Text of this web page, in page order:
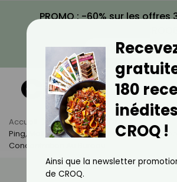
PROMO : -60% sur les offres
VOIR LA PROMO
Accueil Actus
Bien-Être
Ping, Mail, Alerte : Ces Notifications Qui
Concentration Au Bureau
180
CROQ !
Ainsi que la newsletter
de CROQ.